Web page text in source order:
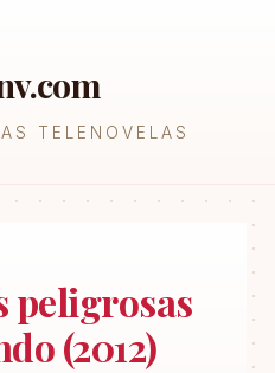
TELENOVELAS
peligrosas
(2012)